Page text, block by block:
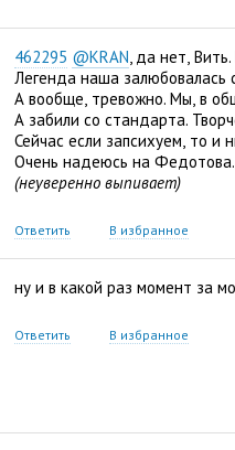
462295 @KRAN, да нет,
Легенда наша залюбовалась
А вообще, тревожно. Мы, в
А забили со стандарта.
Сейчас если запсихуем, то и
Очень надеюсь на
(неуверенно выпивает)
Ответить В избранное
ну и в какой раз момент за
Ответить В избранное